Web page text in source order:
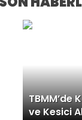
TBMM’de
ve Kesici